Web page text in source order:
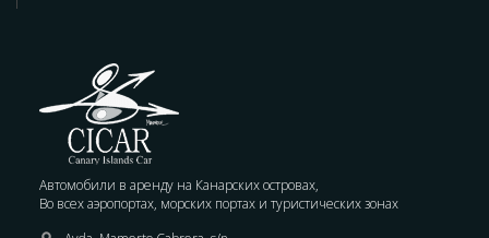
Автомобили в аренду на Канарских островах,
Во всех аэропортах, морских портах и туристических зонах